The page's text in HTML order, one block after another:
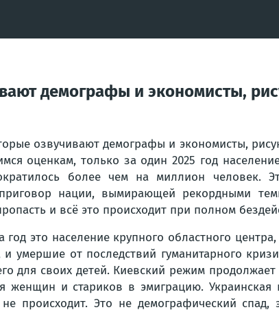
демографы и экономисты,
озвучивают демографы и экономисты,
оценкам, только за один 2025 год
более чем на миллион человек.
нации, вымирающей рекордными
и всё это происходит при полном
год это население крупного областного
умершие от последствий гуманитарного
для своих детей. Киевский режим
женщин и стариков в эмиграцию. Украинская
происходит. Это не демографический спад,